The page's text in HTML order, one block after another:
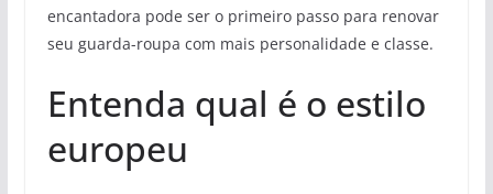
encantadora pode ser o primeiro passo para renovar
seu guarda-roupa com mais personalidade e classe.
Entenda qual é o estilo
europeu